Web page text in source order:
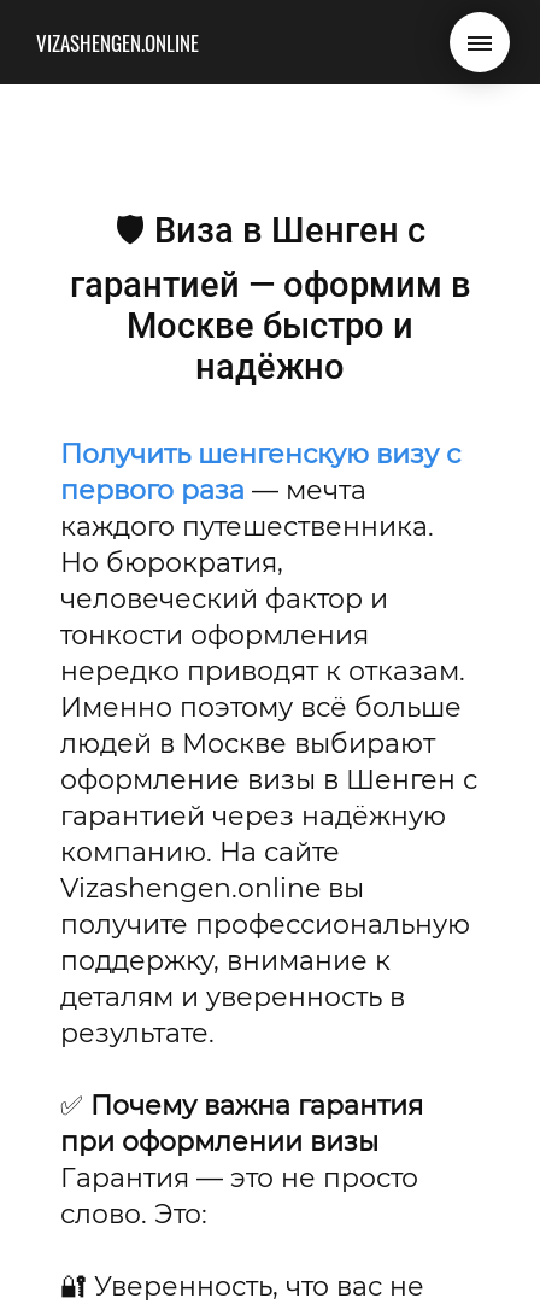
VIZASHENGEN.ONLINE
🛡️ Виза в Шенген с
гарантией — оформим в
Москве быстро и
надёжно
Получить шенгенскую визу с
первого раза — мечта
каждого путешественника.
Но бюрократия,
человеческий фактор и
тонкости оформления
нередко приводят к отказам.
Именно поэтому всё больше
людей в Москве выбирают
оформление визы в Шенген с
гарантией через надёжную
компанию. На сайте
Vizashengen.online вы
получите профессиональную
поддержку, внимание к
деталям и уверенность в
результате.
✅ Почему важна гарантия
при оформлении визы
Гарантия — это не просто
слово. Это:
🔐 Уверенность, что вас не